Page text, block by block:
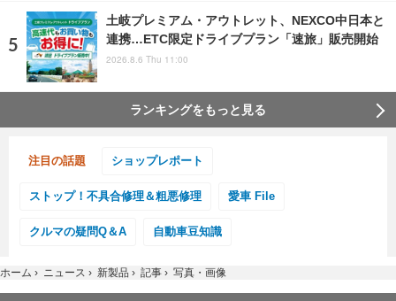
土岐プレミアム・アウトレット、NEXCO中日本と
連携…ETC限定ドライブプラン「速旅」販売開始
2026.8.6 Thu 11:00
ランキングをもっと見る
注目の話題 ショップレポート
ストップ！不具合修理＆粗悪修理 愛車 File
クルマの疑問Q＆A 自動車豆知識
ホーム › ニュース › 新製品 › 記事 › 写真・画像